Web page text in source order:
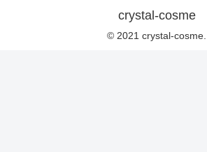
crystal-cosme
© 2021 crystal-cosme.